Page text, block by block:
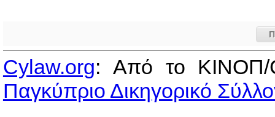
Cylaw.org: Από το
Παγκύπριο Δικηγορικό